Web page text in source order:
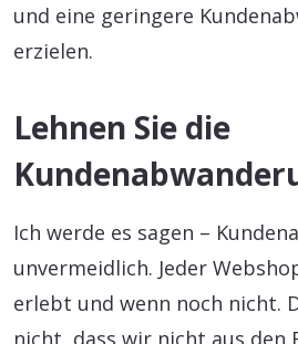
und eine geringere
erzielen.
Lehnen Sie die
Ich werde es sagen –
unvermeidlich. Jeder
erlebt und wenn noch nicht.
nicht, dass wir nicht aus den